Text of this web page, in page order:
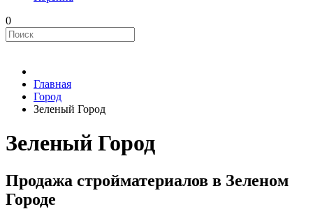
0
Главная
Город
Зеленый Город
Зеленый Город
Продажа стройматериалов в Зеленом
Городе